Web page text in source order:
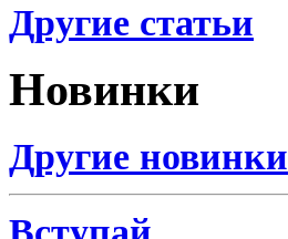
Другие статьи
Новинки
Другие новинки